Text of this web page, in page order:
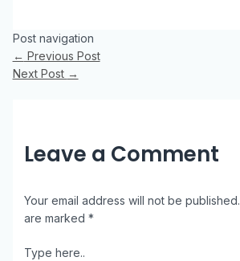
Post navigation
← Previous Post
Next Post →
Leave a Comment
Your email address will not be published.
are marked *
Type here..